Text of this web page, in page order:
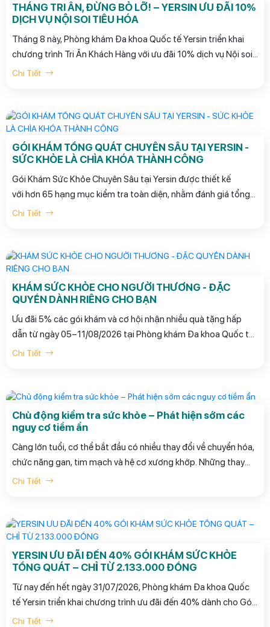
THÁNG TRI ÂN, ĐỪNG BỎ LỠ! – YERSIN ƯU ĐÃI 10%
DỊCH VỤ NỘI SOI TIÊU HÓA
Tháng 8 này, Phòng khám Đa khoa Quốc tế Yersin triển khai
chương trình Tri Ân Khách Hàng với ưu đãi 10% dịch vụ Nội soi
Tiêu hóa dành cho khách hàng cũ đã từng thăm khám tại
Chi Tiết
GÓI KHÁM TỔNG QUÁT CHUYÊN SÂU TẠI YERSIN -
SỨC KHỎE LÀ CHÌA KHÓA THÀNH CÔNG
Gói Khám Sức Khỏe Chuyên Sâu tại Yersin được thiết kế
với hơn 65 hạng mục kiểm tra toàn diện, nhằm đánh giá tổng
thể tình trạng sức khỏe, phù hợp cho các nhà quản lý, doanh
Chi Tiết
KHÁM SỨC KHỎE CHO NGƯỜI THƯƠNG - ĐẶC
QUYỀN DÀNH RIÊNG CHO BẠN
Ưu đãi 5% các gói khám và cơ hội nhận nhiều quà tặng hấp
dẫn từ ngày 05–11/08/2026 tại Phòng khám Đa khoa Quốc tế
Yersin.
Chi Tiết
Chủ động kiểm tra sức khỏe – Phát hiện sớm các
nguy cơ tiềm ẩn
Càng lớn tuổi, cơ thể bắt đầu có nhiều thay đổi về chuyển hóa,
chức năng gan, tim mạch và hệ cơ xương khớp. Những thay
đổi này thường diễn tiến âm thầm, chưa biểu hiện thành triệu
Chi Tiết
YERSIN ƯU ĐÃI ĐẾN 40% GÓI KHÁM SỨC KHỎE
TỔNG QUÁT – CHỈ TỪ 2.133.000 ĐỒNG
Từ nay đến hết ngày 31/07/2026, Phòng khám Đa khoa Quốc
tế Yersin triển khai chương trình ưu đãi đến 40% dành cho Gói
khám Tổng quát Tiêu chuẩn chỉ từ 2.133.000 đồng. Đây là cơ
Chi Tiết